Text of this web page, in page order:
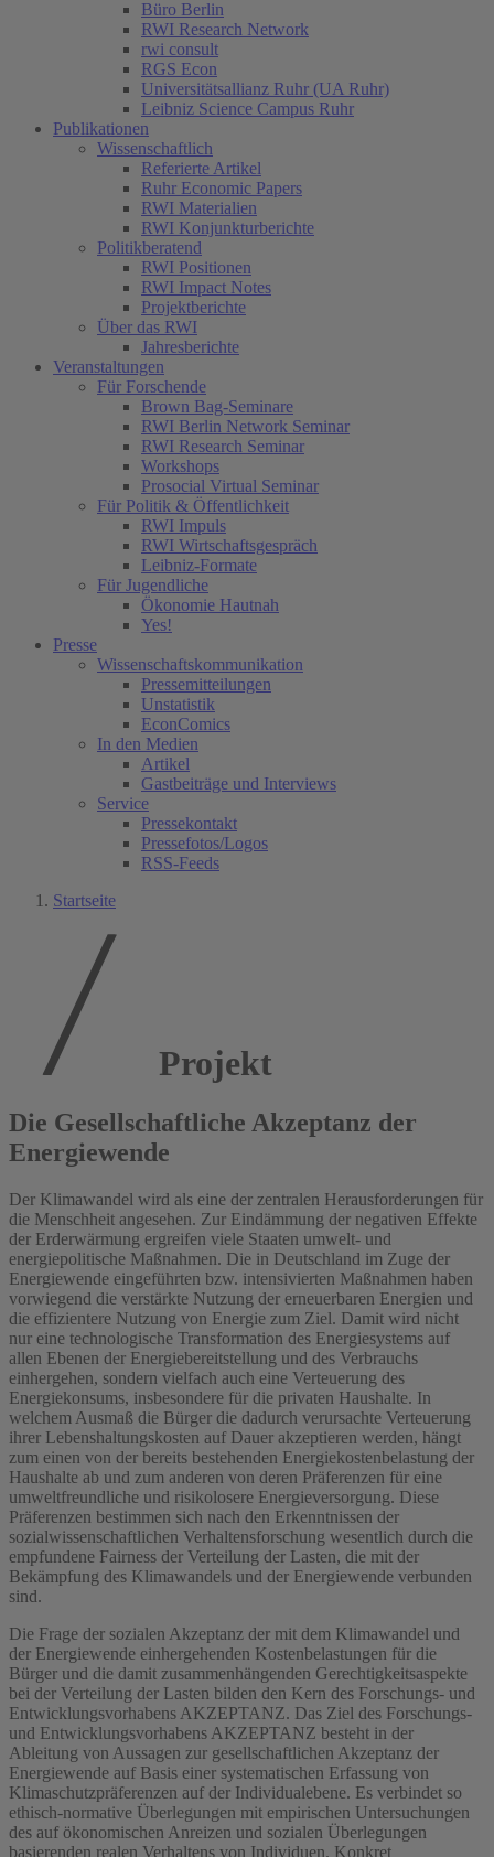
Büro Berlin
RWI Research Network
rwi consult
RGS Econ
Universitätsallianz Ruhr (UA Ruhr)
Leibniz Science Campus Ruhr
Publikationen
Wissenschaftlich
Referierte Artikel
Ruhr Economic Papers
RWI Materialien
RWI Konjunkturberichte
Politikberatend
RWI Positionen
RWI Impact Notes
Projektberichte
Über das RWI
Jahresberichte
Veranstaltungen
Für Forschende
Brown Bag-Seminare
RWI Berlin Network Seminar
RWI Research Seminar
Workshops
Prosocial Virtual Seminar
Für Politik & Öffentlichkeit
RWI Impuls
RWI Wirtschaftsgespräch
Leibniz-Formate
Für Jugendliche
Ökonomie Hautnah
Yes!
Presse
Wissenschaftskommunikation
Pressemitteilungen
Unstatistik
EconComics
In den Medien
Artikel
Gastbeiträge und Interviews
Service
Pressekontakt
Pressefotos/Logos
RSS-Feeds
Startseite
Projekt
Die Gesellschaftliche Akzeptanz der
Energiewende
Der Klimawandel wird als eine der zentralen Herausforderungen für
die Menschheit angesehen. Zur Eindämmung der negativen Effekte
der Erderwärmung ergreifen viele Staaten umwelt- und
energiepolitische Maßnahmen. Die in Deutschland im Zuge der
Energiewende eingeführten bzw. intensivierten Maßnahmen haben
vorwiegend die verstärkte Nutzung der erneuerbaren Energien und
die effizientere Nutzung von Energie zum Ziel. Damit wird nicht
nur eine technologische Transformation des Energiesystems auf
allen Ebenen der Energiebereitstellung und des Verbrauchs
einhergehen, sondern vielfach auch eine Verteuerung des
Energiekonsums, insbesondere für die privaten Haushalte. In
welchem Ausmaß die Bürger die dadurch verursachte Verteuerung
ihrer Lebenshaltungskosten auf Dauer akzeptieren werden, hängt
zum einen von der bereits bestehenden Energiekostenbelastung der
Haushalte ab und zum anderen von deren Präferenzen für eine
umweltfreundliche und risikolosere Energieversorgung. Diese
Präferenzen bestimmen sich nach den Erkenntnissen der
sozialwissenschaftlichen Verhaltensforschung wesentlich durch die
empfundene Fairness der Verteilung der Lasten, die mit der
Bekämpfung des Klimawandels und der Energiewende verbunden
sind.
Die Frage der sozialen Akzeptanz der mit dem Klimawandel und
der Energiewende einhergehenden Kostenbelastungen für die
Bürger und die damit zusammenhängenden Gerechtigkeitsaspekte
bei der Verteilung der Lasten bilden den Kern des Forschungs- und
Entwicklungsvorhabens AKZEPTANZ. Das Ziel des Forschungs-
und Entwicklungsvorhabens AKZEPTANZ besteht in der
Ableitung von Aussagen zur gesellschaftlichen Akzeptanz der
Energiewende auf Basis einer systematischen Erfassung von
Klimaschutzpräferenzen auf der Individualebene. Es verbindet so
ethisch-normative Überlegungen mit empirischen Untersuchungen
des auf ökonomischen Anreizen und sozialen Überlegungen
basierenden realen Verhaltens von Individuen. Konkret